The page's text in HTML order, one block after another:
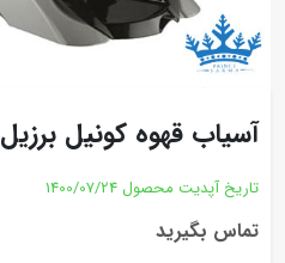
آسیاب قهوه کونیل برزیل
تاریخ آپدیت محصول 1400/07/24
تماس بگیرید